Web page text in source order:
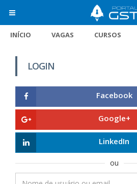
INÍCIO VAGAS CURSOS
LOGIN
Facebook
Google+
LinkedIn
ou